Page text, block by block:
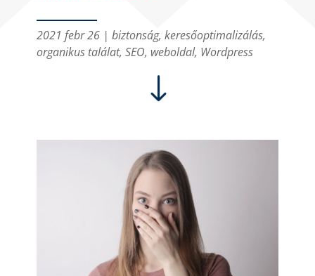
2021 febr 26| biztonság, keresőoptimalizálás,
organikus találat, SEO, weboldal, Wordpress
"